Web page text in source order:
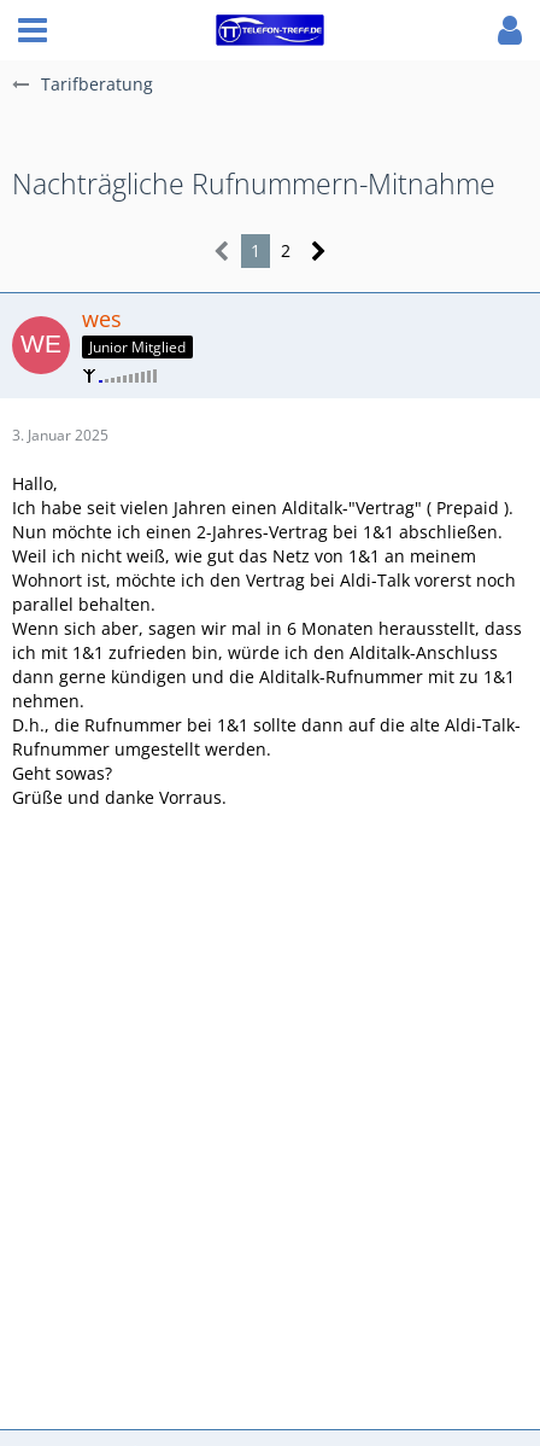
Tarifberatung
Nachträgliche Rufnummern-Mitnahme
1 2
wes
Junior Mitglied
3. Januar 2025
Hallo,
Ich habe seit vielen Jahren einen Alditalk-"Vertrag" ( Prepaid ).
Nun möchte ich einen 2-Jahres-Vertrag bei 1&1 abschließen.
Weil ich nicht weiß, wie gut das Netz von 1&1 an meinem
Wohnort ist, möchte ich den Vertrag bei Aldi-Talk vorerst noch
parallel behalten.
Wenn sich aber, sagen wir mal in 6 Monaten herausstellt, dass
ich mit 1&1 zufrieden bin, würde ich den Alditalk-Anschluss
dann gerne kündigen und die Alditalk-Rufnummer mit zu 1&1
nehmen.
D.h., die Rufnummer bei 1&1 sollte dann auf die alte Aldi-Talk-
Rufnummer umgestellt werden.
Geht sowas?
Grüße und danke Vorraus.